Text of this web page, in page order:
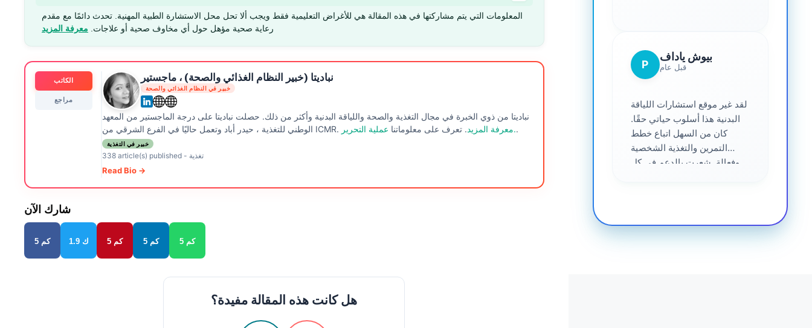
المعلومات التي يتم مشاركتها في هذه المقالة هي للأغراض التعليمية فقط ويجب ألا تحل محل الاستشارة الطبية المهنية. تحدث دائمًا مع مقدم
رعاية صحية مؤهل حول أي مخاوف صحية أو علاجات. معرفة المزيد
الكاتب
مراجع
نباديتا (خبير النظام الغذائي والصحة) ، ماجستير
خبير في النظام الغذائي والصحة
نباديتا من ذوي الخبرة في مجال التغذية والصحة واللياقة البدنية وأكثر من ذلك. حصلت نباديتا على درجة الماجستير من المعهد
الوطني للتغذية ، حيدر أباد وتعمل حاليًا في الفرع الشرقي من ICMR.
معرفة المزيد. تعرف على معلوماتنا عملية التحرير..
خبير في التغذية
338 article(s) published- تغذية
Read Bio →
شارك الآن
5 كم 1.9 ك 5 كم 5 كم 5 كم
هل كانت هذه المقالة مفيدة؟
P
بيوش ياداف
قبل عام
لقد غير موقع استشارات اللياقة
البدنية هذا أسلوب حياتي حقًا.
كان من السهل اتباع خطط
التمرين والتغذية الشخصية
وفعالة. شعرت بالدعم في كل